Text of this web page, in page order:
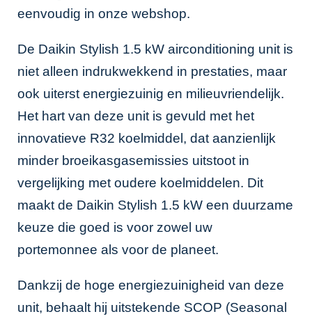
eenvoudig in onze webshop.
De Daikin Stylish 1.5 kW airconditioning unit is
niet alleen indrukwekkend in prestaties, maar
ook uiterst energiezuinig en milieuvriendelijk.
Het hart van deze unit is gevuld met het
innovatieve R32 koelmiddel, dat aanzienlijk
minder broeikasgasemissies uitstoot in
vergelijking met oudere koelmiddelen. Dit
maakt de Daikin Stylish 1.5 kW een duurzame
keuze die goed is voor zowel uw
portemonnee als voor de planeet.
Dankzij de hoge energiezuinigheid van deze
unit, behaalt hij uitstekende SCOP (Seasonal